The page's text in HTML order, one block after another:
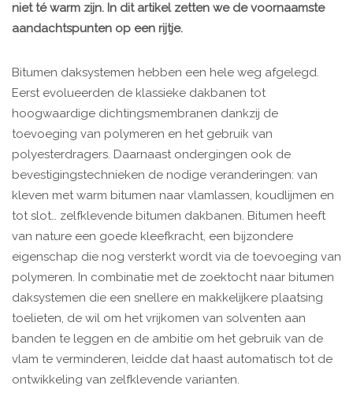
niet té warm zijn. In dit artikel zetten we de voornaamste
aandachtspunten op een rijtje.
Bitumen daksystemen hebben een hele weg afgelegd.
Eerst evolueerden de klassieke dakbanen tot
hoogwaardige dichtingsmembranen dankzij de
toevoeging van polymeren en het gebruik van
polyesterdragers. Daarnaast ondergingen ook de
bevestigingstechnieken de nodige veranderingen: van
kleven met warm bitumen naar vlamlassen, koudlijmen en
tot slot… zelfklevende bitumen dakbanen. Bitumen heeft
van nature een goede kleefkracht, een bijzondere
eigenschap die nog versterkt wordt via de toevoeging van
polymeren. In combinatie met de zoektocht naar bitumen
daksystemen die een snellere en makkelijkere plaatsing
toelieten, de wil om het vrijkomen van solventen aan
banden te leggen en de ambitie om het gebruik van de
vlam te verminderen, leidde dat haast automatisch tot de
ontwikkeling van zelfklevende varianten.